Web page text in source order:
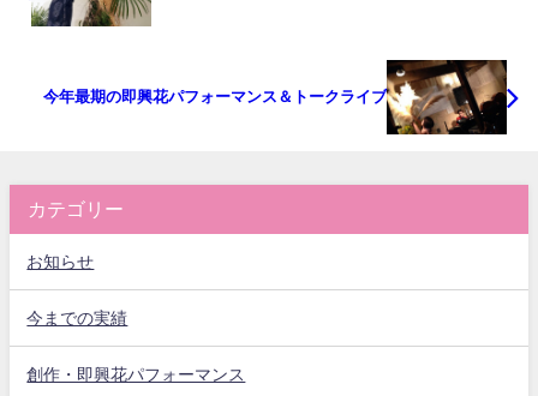
今年最期の即興花パフォーマンス＆トークライブ
カテゴリー
お知らせ
今までの実績
創作・即興花パフォーマンス